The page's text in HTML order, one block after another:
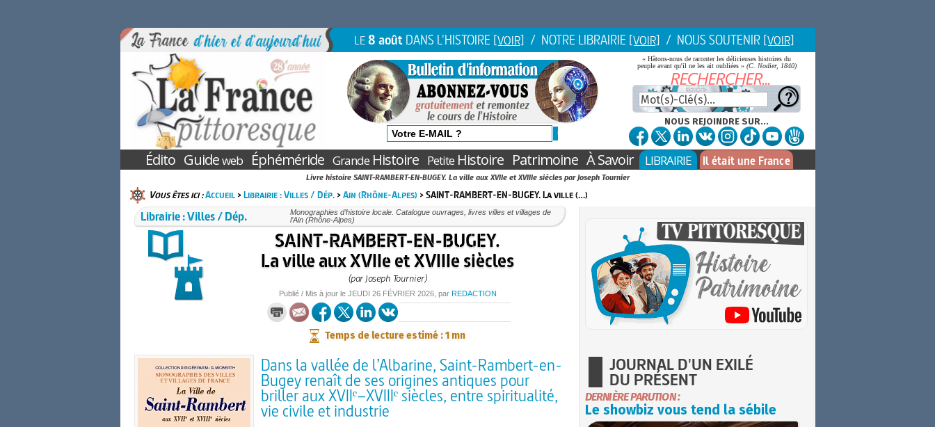
LE8 août DANS L'HISTOIRE [VOIR] / NOTRE LIBRAIRIE [VOIR] / NOUS SOUTENIR [VOIR]
« Hâtons-nous de raconter les délicieuses histoires du
peuple avant qu'il ne les ait oubliées » (C. Nodier, 1840)
NOUS REJOINDRE SUR...
Édito Guideweb Éphéméride GrandeHistoire PetiteHistoire Patrimoine À Savoir LIBRAIRIE Il était une France
Livre histoire SAINT-RAMBERT-EN-BUGEY. La ville aux XVIIe et XVIIIe siècles par Joseph Tournier
Vous êtes ici :Accueil>Librairie : Villes / Dép.>Ain (Rhône-Alpes) > SAINT-RAMBERT-EN-BUGEY. La ville (…)
Librairie : Villes / Dép.
Monographies d’histoire locale. Catalogue ouvrages, livres villes et villages de
l’Ain (Rhône-Alpes)
SAINT-RAMBERT-EN-BUGEY.
La ville aux XVIIe et XVIIIe siècles
(par Joseph Tournier)
Publié / Mis à jour le JEUDI 26 FÉVRIER 2026, par REDACTION
Temps de lecture estimé : 1 mn
Dans la vallée de l’Albarine, Saint-Rambert-en-
Bugey renaît de ses origines antiques pour
briller aux XVIIᵉ–XVIIIᵉ siècles, entre spiritualité,
vie civile et industrie
JOURNAL D'UN EXILÉ
DU PRÉSENT
DERNIÈRE PARUTION :
Le showbiz vous tend la sébile